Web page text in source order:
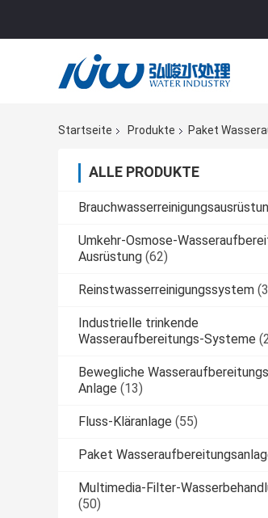
Startseite
Produkte Paket
ALLE PRODUKTE
Umkehr-Osmose-
Ausrüstung (62)
Reinstwasserreinigungssystem
Industrielle trinkende
Wasseraufbereitungs-Systeme
Bewegliche
Anlage (13)
Fluss-Kläranlage (55)
Paket
Multimedia-Filter-
(50)